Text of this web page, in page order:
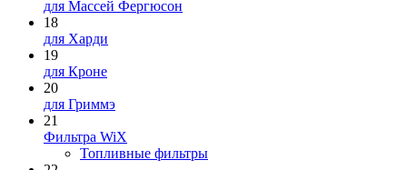
для Массей Фергюсон
18
для Харди
19
для Кроне
20
для Гриммэ
21
Фильтра WiX
Топливные фильтры